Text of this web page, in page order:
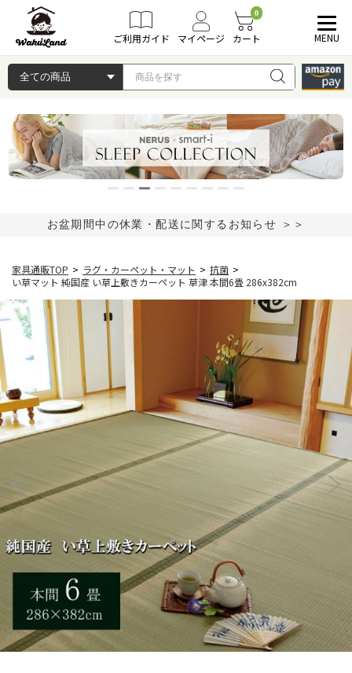
ご利用ガイド マイページ
0
カート MENU
お盆期間中の休業・配送に関するお知らせ ＞＞
家具通販TOP > ラグ・カーペット・マット > 抗菌 >
い草マット 純国産 い草上敷きカーペット 草津 本間6畳 286x382cm